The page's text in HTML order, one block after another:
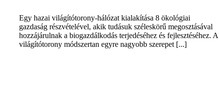
Egy hazai világítótorony-hálózat kialakítása 8 ökológiai
gazdaság részvételével, akik tudásuk széleskörű megosztásával
hozzájárulnak a biogazdálkodás terjedéséhez és fejlesztéséhez. A
világítótorony módszertan egyre nagyobb szerepet [...]